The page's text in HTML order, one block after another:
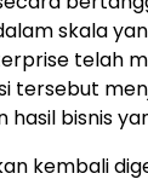
skala
telah
tersebut
hasil bisnis
kembali